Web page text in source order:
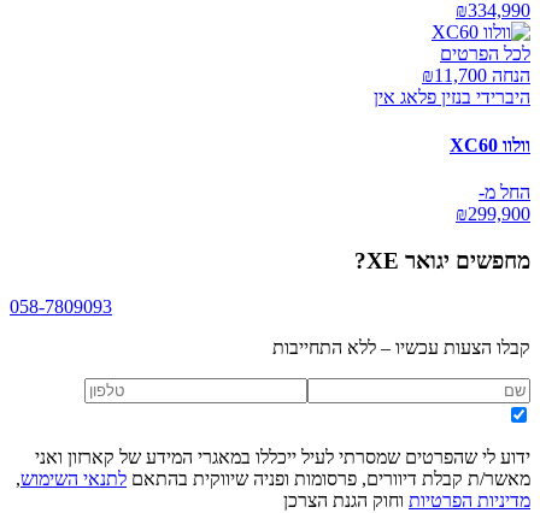
₪334,990
לכל הפרטים
הנחה ₪ 11,700
היברידי בנזין פלאג אין
וולוו XC60
החל מ-
₪299,900
מחפשים יגואר XE ?
058-7809093
קבלו הצעות עכשיו – ללא התחייבות
ידוע לי שהפרטים שמסרתי לעיל ייכללו במאגרי המידע של קארזון ואני
מאשר/ת קבלת דיוורים, פרסומות ופניה שיווקית בהתאם לתנאי השימוש,
מדיניות הפרטיות וחוק הגנת הצרכן